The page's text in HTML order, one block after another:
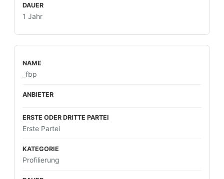
1 Jahr
_fbp
Erste Partei
Profilierung